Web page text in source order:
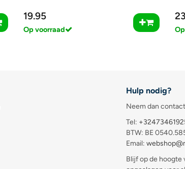
19.95
Op voorraad
Hulp nodig?
Neem dan
Tel:
BTW: BE
Email:
Blijf op de hoogte